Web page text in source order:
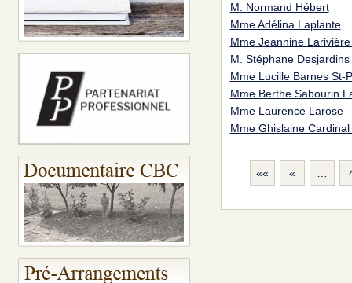
M. Normand Hébert
Mme Adélina Laplante
Mme Jeannine
M. Stéphane Desjardins
Mme Lucille Barnes St-
Mme Berthe Sabourin
Mme Laurence Larose
Mme Ghislaine Cardinal
«« «